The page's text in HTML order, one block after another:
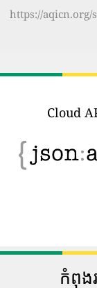
https://aqicn.org/
Cloud
កំពុង